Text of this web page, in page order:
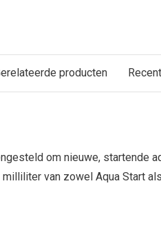
producten
om nieuwe, startende
van zowel Aqua Start